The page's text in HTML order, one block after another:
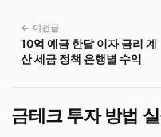
← 이전글
10억 예금 한달 이자 금리 계
산 세금 정책 은행별 수익
금테크 투자 방법